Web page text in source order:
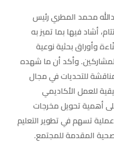
محمد المطري رئيس
أشاد فيها بما تميز به
وأوراق بحثية نوعية
وأكد أن ما شهده
للتحديات في مجال
للعمل الأكاديمي
أهمية تحويل مخرجات
تسهم في تطوير التعليم
المقدمة للمجتمع.